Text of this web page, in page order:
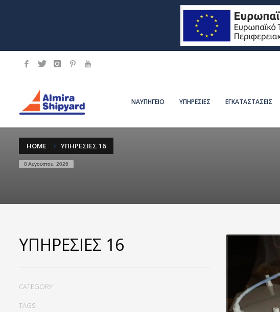
ΝΑΥΠΗΓΕΙΟ ΥΠΗΡΕΣΙΕΣ ΕΓΚΑΤΑΣΤΑΣΕΙΣ
HOME ΥΠΗΡΕΣΊΕΣ 16
8 Αυγούστου, 2026
ΥΠΗΡΕΣΊΕΣ 16
CATEGORY
TAGS